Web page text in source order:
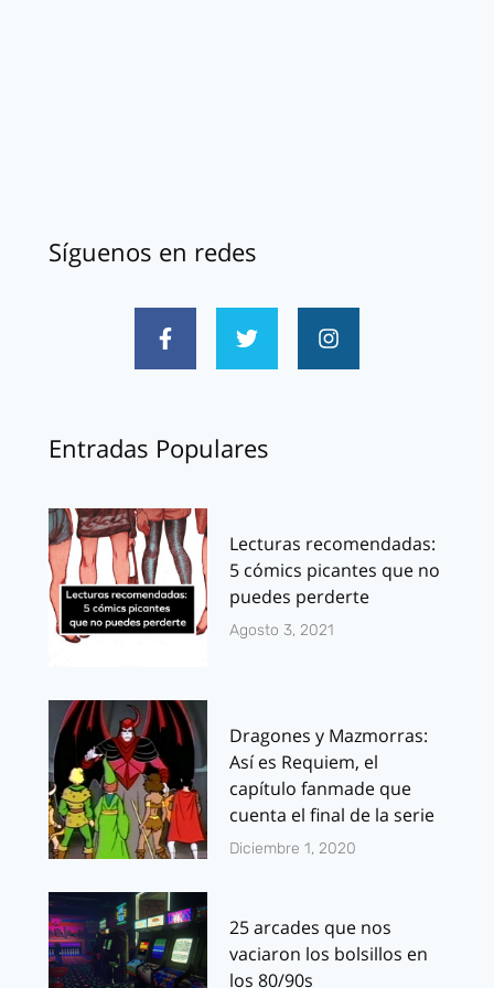
Síguenos en redes
Entradas Populares
Lecturas recomendadas:
5 cómics picantes que no
puedes perderte
Agosto 3, 2021
Dragones y Mazmorras:
Así es Requiem, el
capítulo fanmade que
cuenta el final de la serie
Diciembre 1, 2020
25 arcades que nos
vaciaron los bolsillos en
los 80/90s